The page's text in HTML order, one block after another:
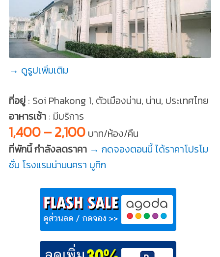
→ ดูรูปเพิ่มเติม
ที่อยู่: Soi Phakong 1, ตัวเมืองน่าน, น่าน, ประเทศไทย
อาหารเช้า: มีบริการ
1,400 – 2,100บาท/ห้อง/คืน
ที่พักนี้ กำลังลดราคา → กดจองตอนนี้ ได้ราคาโปรโม
ชั่น โรงแรมน่านนครา บูทิก